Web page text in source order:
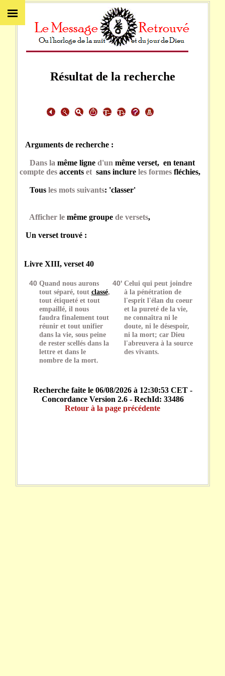
Résultat de la recherche
Arguments de recherche :
Dans la même ligne d'un même verset, en tenant
compte des accents et sans inclureles formes fléchies,
Tous les mots suivants: 'classer'
Afficher le même groupede versets,
Un verset trouvé :
Livre XIII, verset 40
40 Quand nous aurons
tout séparé, tout classé,
tout étiqueté et tout
empaillé, il nous
faudra finalement tout
réunir et tout unifier
dans la vie, sous peine
de rester scellés dans la
lettre et dans le
nombre de la mort.
40' Celui qui peut joindre
à la pénétration de
l'esprit l'élan du coeur
et la pureté de la vie,
ne connaîtra ni le
doute, ni le désespoir,
ni la mort; car Dieu
l'abreuvera à la source
des vivants.
Recherche faite le 06/08/2026 à 12:30:53 CET -
Concordance Version 2.6 - RechId: 33486
Retour à la page précédente